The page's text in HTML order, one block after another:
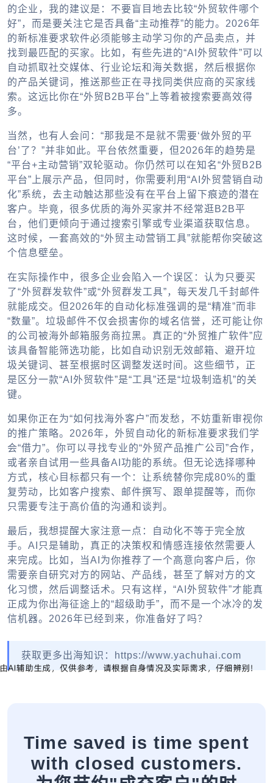
的企业，我的建议是：不要盲目地去比较“外贸软件哪个
好”，而是要关注它是否具备“主动推荐”的能力。2026年
的新标准要求软件必须能够主动学习你的产品卖点，并
找到最匹配的买家。比如，有些先进的“AI外贸软件”可以
自动抓取社交媒体、行业论坛和海关数据，然后根据你
的产品关键词，推送那些正在寻找同类供应商的买家线
索。这远比你在“外贸B2B平台”上等着被搜索要高效得
多。
当然，也有人会问：“那我是不是就不需要‘做外贸的平
台’了？”并非如此。平台依然重要，但2026年的趋势是
“平台+主动营销”双轮驱动。你仍然可以在知名“外贸B2B
平台”上展示产品，但同时，你需要利用“AI外贸营销自动
化”系统，去主动触达那些没有在平台上留下痕迹的潜在
客户。毕竟，很多优质的海外买家并不经常逛B2B平
台，他们更倾向于通过搜索引擎或专业渠道获取信息。
这时候，一套高效的“外贸主动营销工具”就能帮你突破这
个信息壁垒。
在实际操作中，很多企业会陷入一个误区：认为只要买
了“外贸群发软件”或“外贸群发工具”，每天发几千封邮件
就能成交。但2026年的自动化标准强调的是“精准”而非
“数量”。垃圾邮件不仅会损害你的域名信誉，还可能让你
的公司被海外邮箱服务商拉黑。真正的“外贸推广软件”应
该具备智能筛选功能，比如自动识别无效邮箱、避开垃
圾关键词、甚至根据时区调整发送时间。这些细节，正
是区分一款“AI外贸软件”是“工具”还是“垃圾制造机”的关
键。
如果你正在为“如何找海外客户”而发愁，不妨重新审视你
的推广策略。2026年，外贸自动化的新标准要求我们学
会“借力”。你可以寻找专业的“外贸产品推广公司”合作，
或者亲自试用一些具备AI功能的系统。但无论选择哪种
方式，核心目标都只有一个：让系统替你完成80%的重
复劳动，比如客户搜索、邮件撰写、跟单提醒等，而你
只需要专注于高价值的沟通和谈判。
最后，我想提醒大家注意一点：自动化不等于完全放
手。AI只是辅助，真正的决策权和情感连接依然需要人
来完成。比如，当AI为你推荐了一个高意向客户后，你
需要亲自研究对方的网站、产品线，甚至了解对方的文
化习惯，然后调整话术。只有这样，“AI外贸软件”才能真
正成为你出海征途上的“超级助手”，而不是一个冰冷的发
信机器。2026年已经到来，你准备好了吗？
获取更多出海知识：https://www.yachuhai.com
Time saved is time spent
with closed customers.